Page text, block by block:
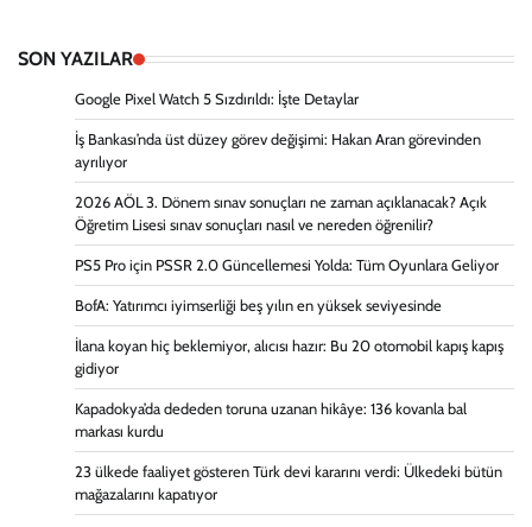
SON YAZILAR
Google Pixel Watch 5 Sızdırıldı: İşte Detaylar
İş Bankası’nda üst düzey görev değişimi: Hakan Aran görevinden
ayrılıyor
2026 AÖL 3. Dönem sınav sonuçları ne zaman açıklanacak? Açık
Öğretim Lisesi sınav sonuçları nasıl ve nereden öğrenilir?
PS5 Pro için PSSR 2.0 Güncellemesi Yolda: Tüm Oyunlara Geliyor
BofA: Yatırımcı iyimserliği beş yılın en yüksek seviyesinde
İlana koyan hiç beklemiyor, alıcısı hazır: Bu 20 otomobil kapış kapış
gidiyor
Kapadokya’da dededen toruna uzanan hikâye: 136 kovanla bal
markası kurdu
23 ülkede faaliyet gösteren Türk devi kararını verdi: Ülkedeki bütün
mağazalarını kapatıyor